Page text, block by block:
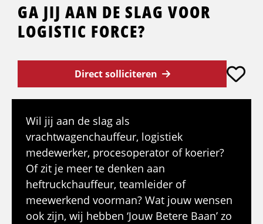
GA JIJ AAN DE SLAG VOOR
LOGISTIC FORCE?
Direct solliciteren
Wil jij aan de slag als
vrachtwagenchauffeur, logistiek
medewerker, procesoperator of koerier?
Of zit je meer te denken aan
heftruckchauffeur, teamleider of
meewerkend voorman? Wat jouw wensen
ook zijn, wij hebben ‘Jouw Betere Baan’ zo